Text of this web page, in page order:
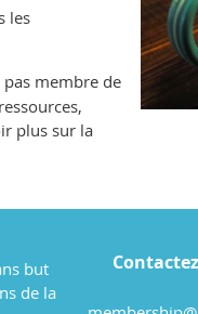
les
pas membre de
plus sur la
but
de la